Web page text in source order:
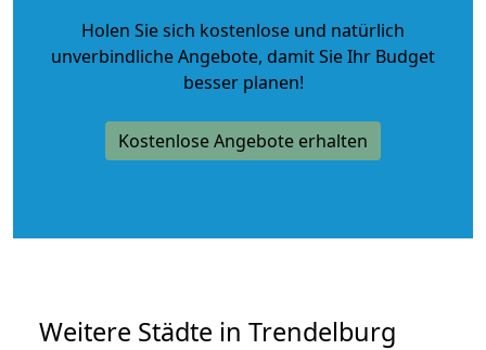
Holen Sie sich kostenlose und natürlich
unverbindliche Angebote, damit Sie Ihr Budget
besser planen!
Kostenlose Angebote erhalten
Weitere Städte in Trendelburg